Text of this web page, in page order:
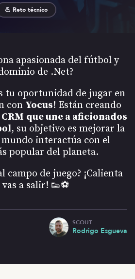
💪 Reto técnico
apasionada del fútbol y
de .Net?
tu oportunidad de jugar en
con Yocus! Están creando
CRM que une a aficionados
, su objetivo es mejorar la
interactúa con el
popular del planeta.
campo de juego? ¡Calienta
a salir! 👟⚽
SCOUT
Rodrigo Esgueva